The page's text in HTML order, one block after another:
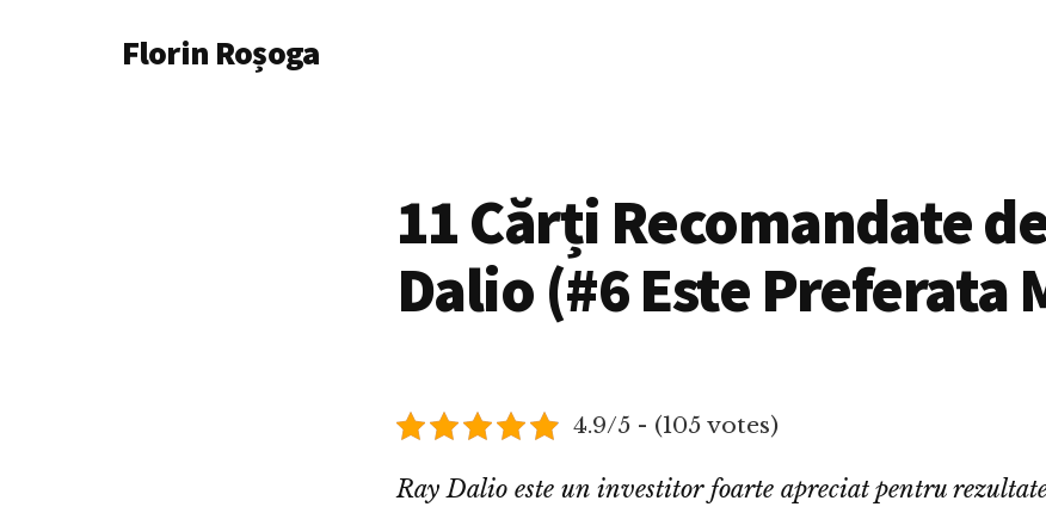
AdditionalFlorin Roșoga
11 Cărți Recomandate
Dalio (#6 Este Preferata
4.9/5 - (105 votes)
Ray Dalio este un investitor foarte apreciat pentru